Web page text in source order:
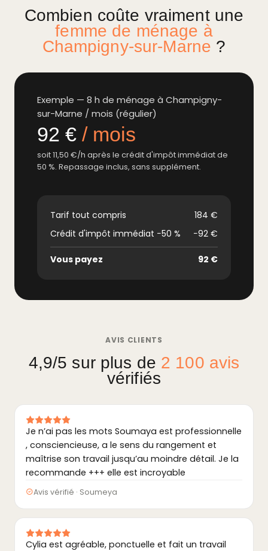
Combien coûte vraiment une
femme de ménage à
Champigny-sur-Marne ?
Exemple — 8 h de ménage à Champigny-
sur-Marne / mois (régulier)
92 € / mois
soit 11,50 €/h après le crédit d'impôt immédiat de
50 %. Repassage inclus, sans supplément.
Tarif tout compris
184 €
Crédit d'impôt immédiat −50 %
−92 €
Vous payez 92 €
AVIS CLIENTS
4,9/5 sur plus de 2 100 avis
vérifiés
Je n’ai pas les mots Soumaya est professionnelle
, consciencieuse, a le sens du rangement et
maîtrise son travail jusqu’au moindre détail. Je la
recommande +++ elle est incroyable
Avis vérifié · Soumeya
Cylia est agréable, ponctuelle et fait un travail